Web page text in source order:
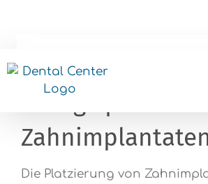
Wie hoch ist die
Erfolgsquote von
Die Platzierung von